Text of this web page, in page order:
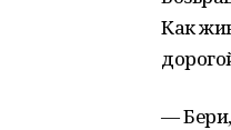
Как
—